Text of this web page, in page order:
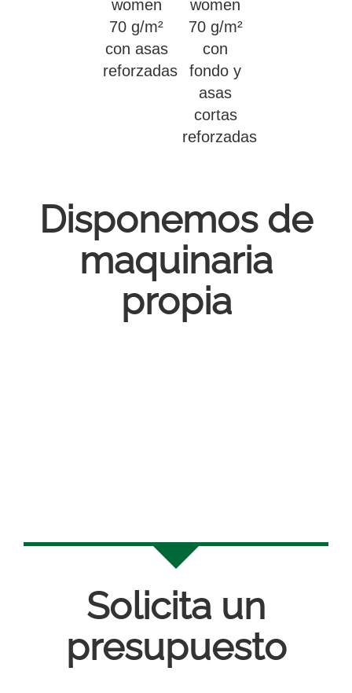
women
70 g/m²
con asas
reforzadas
women
70 g/m²
con
fondo y
asas
cortas
reforzadas
Disponemos de
maquinaria
propia
Solicita un
presupuesto